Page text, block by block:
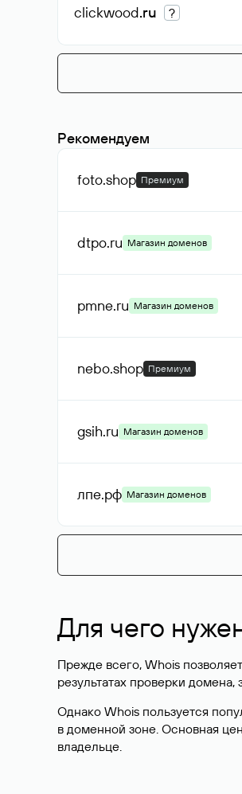
clickwood.ru ?
Рекомендуем
foto.shop Премиум
dtpo.ru Магазин доменов
pmne.ru Магазин доменов
nebo.shop Премиум
gsih.ru Магазин доменов
лпе.рф Магазин доменов
Для чего
Прежде всего, Whois
результатах проверки
Однако Whois пользуется
в доменной зоне. Основная
владельце.